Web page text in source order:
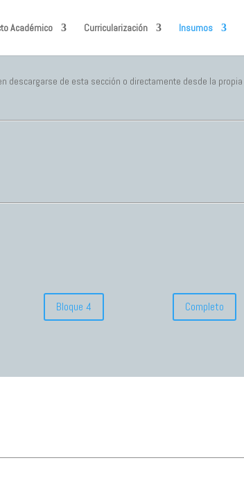
Académico Curricularización Insumos
descargarse de esta sección o directamente desde la propia
Bloque 4 Completo